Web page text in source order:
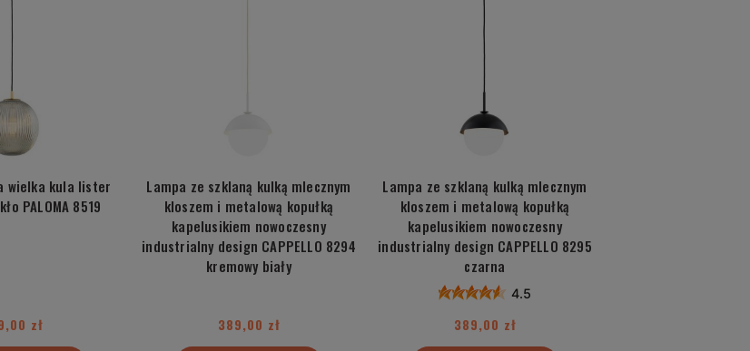
wielka kula lister
PALOMA 8519
zł
Lampa ze szklaną kulką mlecznym
kloszem i metalową kopułką
kapelusikiem nowoczesny
industrialny design CAPPELLO 8294
kremowy biały
389,00 zł
Lampa ze szklaną kulką mlecznym
kloszem i metalową kopułką
kapelusikiem nowoczesny
industrialny design CAPPELLO 8295
czarna
4.5
389,00 zł